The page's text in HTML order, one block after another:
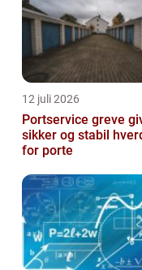
handelsform
12 juli 2026
Portservice greve
sikker og stabil
for porte